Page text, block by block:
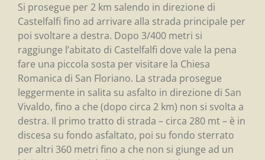
Si prosegue per 2 km salendo in direzione di
Castelfalfi fino ad arrivare alla strada principale per
poi svoltare a destra. Dopo 3/400 metri si
raggiunge l’abitato di Castelfalfi dove vale la pena
fare una piccola sosta per visitare la Chiesa
Romanica di San Floriano. La strada prosegue
leggermente in salita su asfalto in direzione di San
Vivaldo, fino a che (dopo circa 2 km) non si svolta a
destra. Il primo tratto di strada – circa 280 mt – è in
discesa su fondo asfaltato, poi su fondo sterrato
per altri 360 metri fino a che non si giunge ad un